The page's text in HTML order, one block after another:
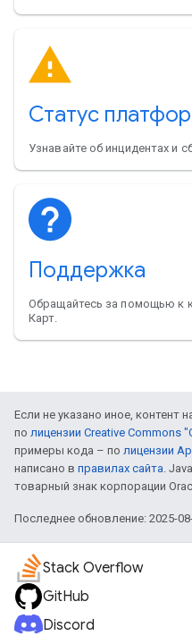
Статус
Узнавайте об инцидентах и
Поддержка
Обращайтесь за помощью к
Карт.
Если не указано иное, контент
по лицензии Creative Commons
примеры кода – по лицензии
написано в правилах сайта .
товарный знак корпорации
Последнее обновление: 2025-08-
Stack Overflow
GitHub
Discord